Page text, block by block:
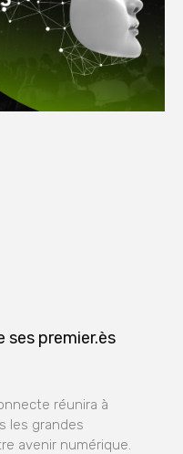
premier.ès
réunira à
les grandes
avenir numérique.